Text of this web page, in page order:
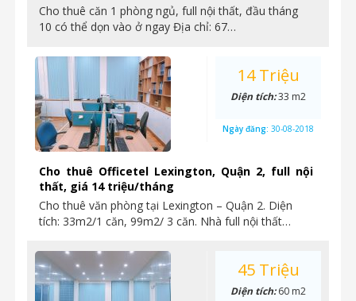
Cho thuê căn 1 phòng ngủ, full nội thất, đầu tháng
10 có thể dọn vào ở ngay Địa chỉ: 67…
Cho thuê Officetel Lexington, Quận 2, full nội
thất, giá 14 triệu/tháng
Cho thuê văn phòng tại Lexington – Quận 2. Diện
tích: 33m2/1 căn, 99m2/ 3 căn. Nhà full nội thất…
14 Triệu
Diện tích:33 m2
Ngày đăng: 30-08-2018
45 Triệu
Diện tích:60 m2